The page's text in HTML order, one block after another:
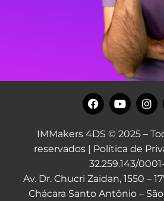
IMMakers 4DS © 2025 –
reservados | Política de
32.259.143/
Av. Dr. Chucri Zaidan, 1550 –
Chácara Santo Antônio – São